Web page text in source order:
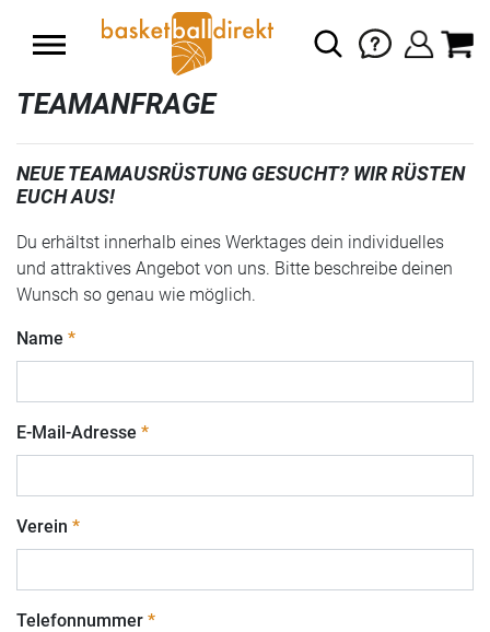
TEAMANFRAGE
NEUE TEAMAUSRÜSTUNG GESUCHT? WIR RÜSTEN
EUCH AUS!
Du erhältst innerhalb eines Werktages dein individuelles
und attraktives Angebot von uns. Bitte beschreibe deinen
Wunsch so genau wie möglich.
Name
E-Mail-Adresse
Verein
Telefonnummer